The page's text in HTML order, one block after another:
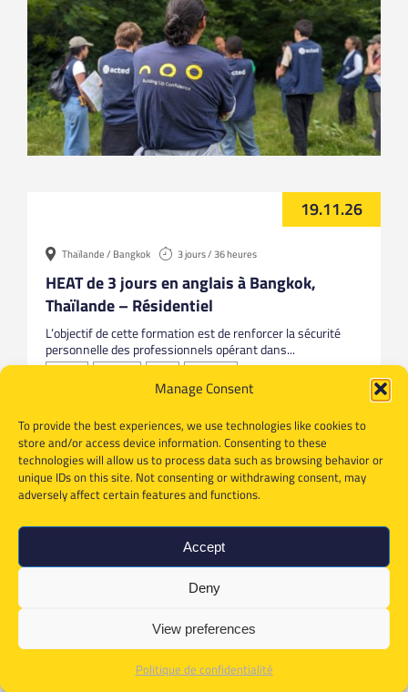
Manage Consent
To provide the best experiences, we use technologies like cookies to
store and/or access device information. Consenting to these
technologies will allow us to process data such as browsing behavior or
unique IDs on this site. Not consenting or withdrawing consent, may
adversely affect certain features and functions.
Accept
Deny
View preferences
Politique de confidentialité
19.11.26
Thaïlande / Bangkok 3 jours / 36 heures
HEAT de 3 jours en anglais à Bangkok,
Thaïlande – Résidentiel
L’objectif de cette formation est de renforcer la sécurité
personnelle des professionnels opérant dans...
Anglais Bangkok HEAT Thailande